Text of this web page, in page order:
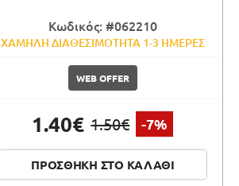
Κωδικός: #062210
ΧΑΜΗΛΗ ΔΙΑΘΕΣΙΜΟΤΗΤΑ 1-3 ΗΜΕΡΕΣ
WEB OFFER
1.40€ 1.50€ -7%
ΠΡΟΣΘΗΚΗ ΣΤΟ ΚΑΛΑΘΙ